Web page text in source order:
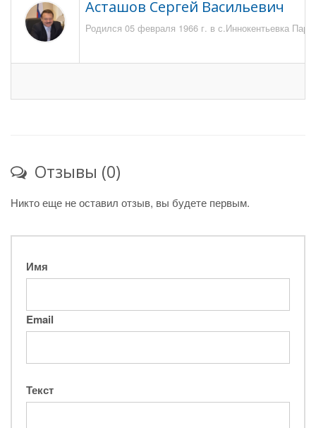
Асташов Сергей Васильевич
Родился 05 февраля 1966 г. в с.Иннокентьевка
Отзывы (0)
Никто еще не оставил отзыв, вы будете первым.
Имя
Email
Текст